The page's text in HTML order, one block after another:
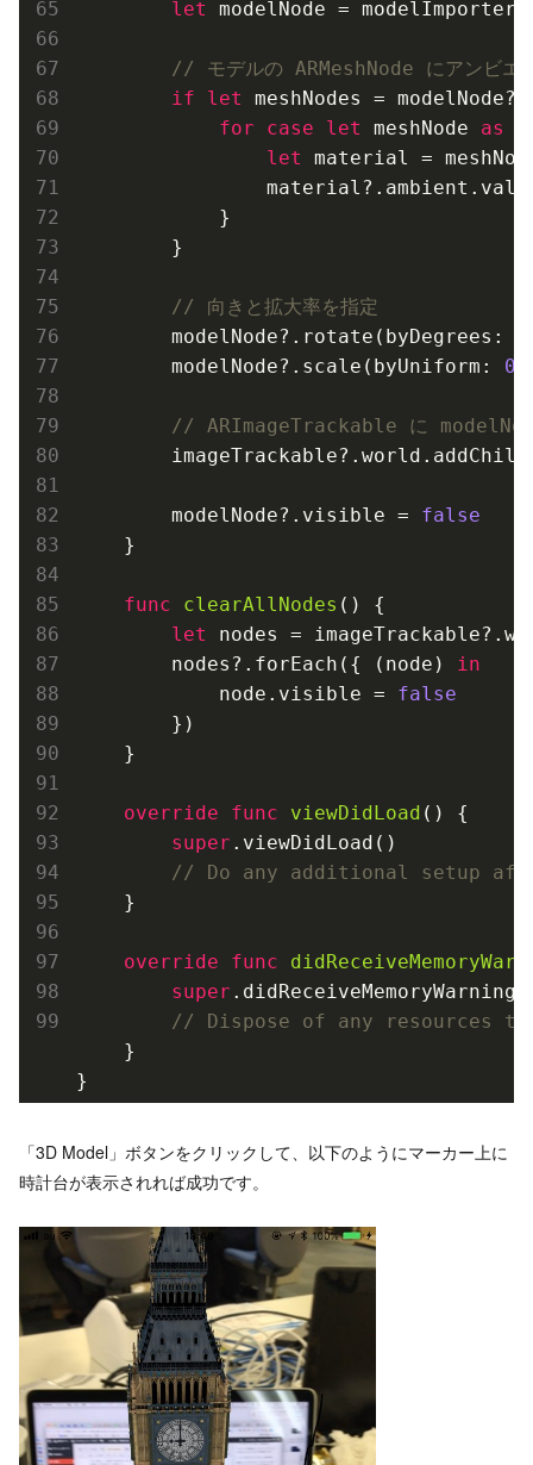
let modelNode =
// モデルの ARMeshNode にアンビエ
if
let
meshNodes =
for
case let meshNode as
let
material =
            }
        }
// 向きと拡大率を指定
        modelNode?.rotate(byDegrees:
        modelNode?.scale(byUniform:
// ARImageTrackable に
        modelNode?.visible =
false
    }
func clearAllNodes ()
{
let
nodes =
        nodes?.forEach({ (node)
in
            node.visible =
false
        })
    }
override func viewDidLoad ()
{
super .viewDidLoad()
// Do any additional setup
    }
override func
super
// Dispose of any resources
    }
「3D Model」ボタンをクリックして、以下のようにマーカー上に
時計台が表示されれば成功です。